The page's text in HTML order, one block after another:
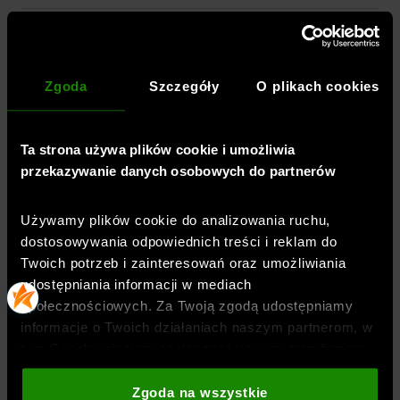
Zgoda Szczegóły O plikach cookies
Ta strona używa plików cookie i umożliwia
przekazywanie danych osobowych do partnerów
Używamy plików cookie do analizowania ruchu,
dostosowywania odpowiednich treści i reklam do
Twoich potrzeb i zainteresowań oraz umożliwiania
udostępniania informacji w mediach
społecznościowych. Za Twoją zgodą udostępniamy
informacje o Twoich działaniach naszym partnerom, w
zajmującym się reklamą i analityką internetową. Nasi
partnerzy mogą łączyć te informacje z innymi, które
Zgoda na wszystkie
ZWROTY I REKLAMACJE
BEZPIECZEŃSTWO PRODUKTU
BLOG